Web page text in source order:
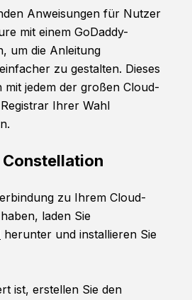
Anweisungen für Nutzer
mit einem GoDaddy-
um die Anleitung
zu gestalten. Dieses
mit jedem der großen Cloud-
Ihrer Wahl
zu Ihrem Cloud-
laden Sie
herunter und installieren Sie
ist, erstellen Sie den